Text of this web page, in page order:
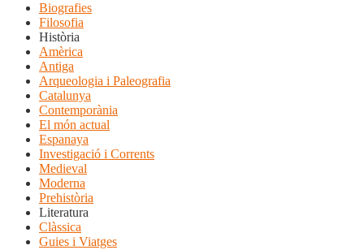
Biografies
Filosofia
Història
Amèrica
Antiga
Arqueologia i Paleografia
Catalunya
Contemporània
El món actual
Espanaya
Investigació i Corrents
Medieval
Moderna
Prehistòria
Literatura
Clàssica
Guies i Viatges